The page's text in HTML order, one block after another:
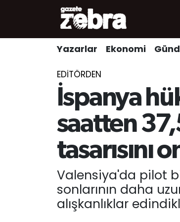
Yazarlar Ekonomi
EDITÖRDEN
İspanya
saatten
tasarısını
Valensiya'da pilot
sonlarının daha
alışkanlıklar
Yazarlar
Kültür-Sanat
Nöbetçi Eczaneler
Trafik Durumu
Süper Lig Puan Durumu ve Fikstür
Tüm Manşetler
Haber Arşivi